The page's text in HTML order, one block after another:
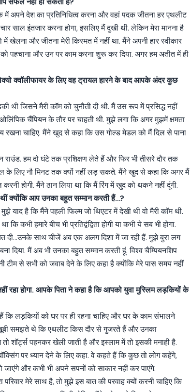
अपने देश का प्रतिनिधित्व करना और वहां पदक जीतना हर एथलीट
साल इंतजार करना होगा, इसलिए मैं दुखी थी. लेकिन मेरा मानना है
खेलना और जीतना मेरी किस्मत में नहीं था. मैंने अपनी हार स्वीकार
पहचाना और उन पर काम करना शुरू कर दिया. अगर हम अतीत में ही
क्वॉलीफायर के लिए वह ट्रायल हारने के बाद आपके अंदर कुछ
थी जिसने मैरी कॉम को चुनौती दी थी. मैं उस रूप में प्रसिद्ध नहीं
चैंपियन के तौर पर चाहती थी. मुझे लगा कि अगर मुझमें क्षमता
रखना चाहिए. मैंने खुद से कहा कि उस गोल्ड मेडल को मैं दिल से पाना
हम दो घंटे तक प्रशिक्षण लेते हैं और फिर भी तीसरे दौर तक
के लिए नौ मिनट तक क्यों नहीं लड़ सकते. मैंने खुद से कहा कि अगर मैं
होगी. मैंने ठान लिया था कि मैं रिंग में खुद को थकने नहीं दूंगी.
क्योंकि आप उनका बहुत सम्मान करती हैं…?
याद है कि मैंने पहली फिल्म जो थिएटर में देखी थी वो मैरी कॉम थी.
कभी हमारे बीच भी प्रतिद्वंद्विता होगी या कभी ये सब भी होगा.
दी…उनके साथ चीजें अब एक अलग दिशा में जा रही हैं. मुझे बुरा लग
मैं अब भी उनका बहुत सम्मान करती हूं. विश्व चैम्पियनशिप
टीम से सभी को जवाब देने के लिए कहा है क्योंकि मेरे पास समय नहीं
होगा. आपके पिता ने कहा है कि आपको युवा मुस्लिम लड़कियों के
लड़कियों को घर पर ही रहना चाहिए और घर के काम संभालने
समझते थे कि एथलीट किस दौर से गुजरते हैं और उनका
शॉर्ट्स पहनकर खेली जाती है और इस्लाम में तो इसकी मनाही है.
पर ध्यान देने के लिए कहा. वे कहते हैं कि कुछ तो लोग कहेंगे,
जाएंगे और कभी भी अपने सपनों को साकार नहीं कर पाएंगे.
मेरे साथ है, तो मुझे इस बात की परवाह क्यों करनी चाहिए कि